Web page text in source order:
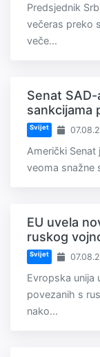
Predsjednik
večeras preko
veče...
Senat
sankcijama
Svijet
Američki
veoma snažne
EU uvela
ruskog
Svijet
Evropska unija
povezanih s
nako...